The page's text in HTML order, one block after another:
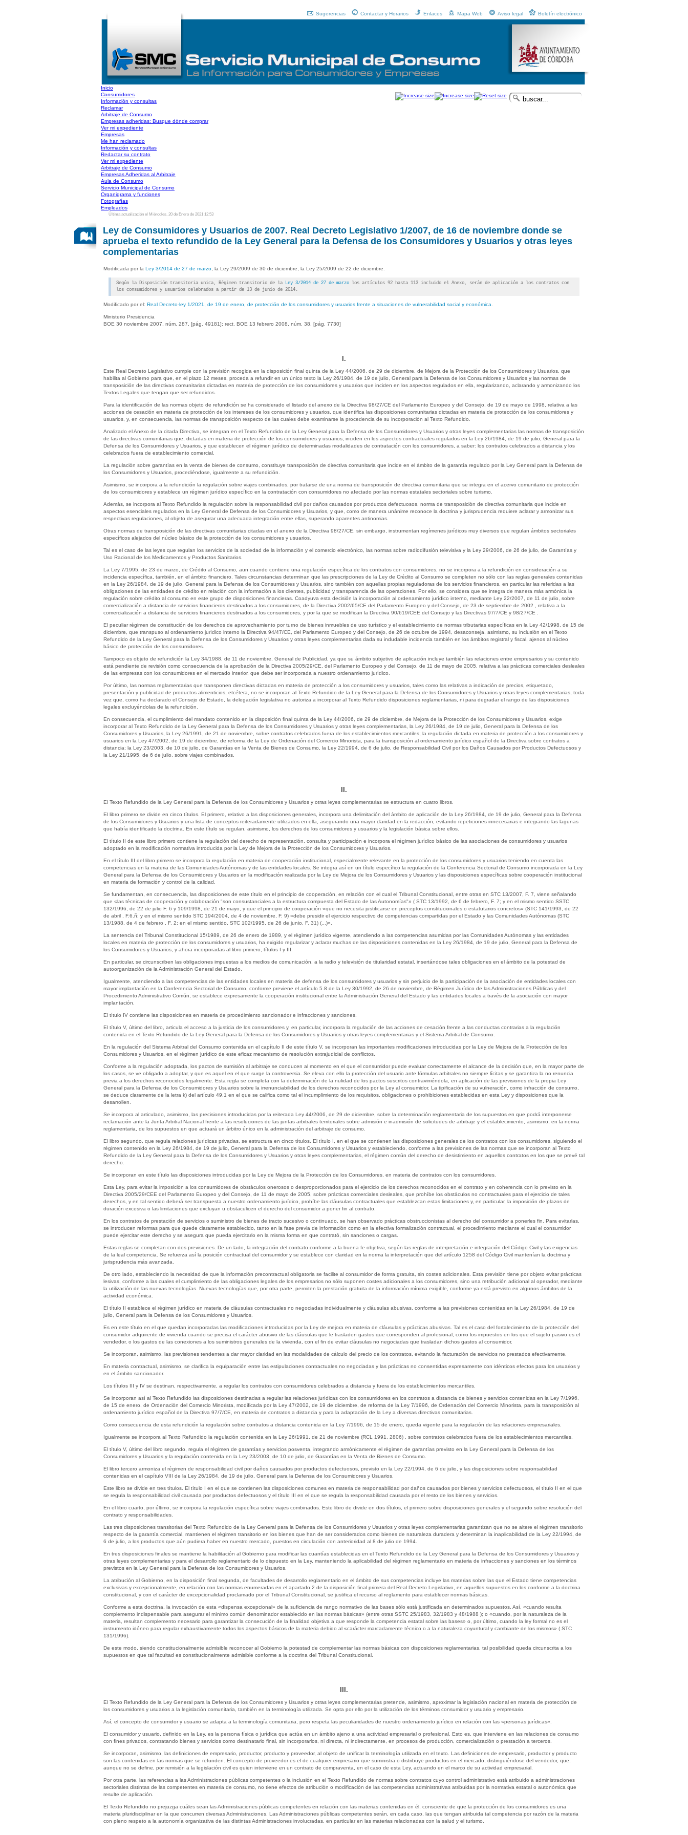
Boletín electrónico
Aviso legal
Mapa Web
Enlaces
Contactar y Horarios
Sugerencias
Inicio
Consumidores
Información y consultas
Reclamar
Arbitraje de Consumo
Empresas adheridas: Busque dónde comprar
Ver mi expediente
Empresas
Me han reclamado
Información y consultas
Redactar su contrato
Ver mi expediente
Arbitraje de Consumo
Empresas Adheridas al Arbitraje
Aula de Consumo
Servicio Municipal de Consumo
Organigrama y funciones
Fotografías
Empleados
Última actualización el Miércoles, 20 de Enero de 2021 12:53
Ley de Consumidores y Usuarios de 2007. Real Decreto Legislativo 1/2007, de 16 de noviembre donde se
aprueba el texto refundido de la Ley General para la Defensa de los Consumidores y Usuarios y otras leyes
complementarias
Modificada por la Ley 3/2014 de 27 de marzo , la Ley 29/2009 de 30 de diciembre, la Ley 25/2009 de 22 de diciembre.
Según la Disposición transitoria unica, Régimen transitorio de la Ley 3/2014 de 27 de marzo los artículos 92 hasta 113 incluido el Anexo, serán de aplicación a los contratos con
los consumidores y usuarios celebrados a partir de 13 de junio de 2014.
Modificado por el: Real Decreto-ley 1/2021, de 19 de enero, de protección de los consumidores y usuarios frente a situaciones de vulnerabilidad social y económica
Ministerio Presidencia
BOE 30 noviembre 2007, núm. 287, [pág. 49181]; rect. BOE 13 febrero 2008, núm. 38, [pág. 7730]
I.
Este Real Decreto Legislativo cumple con la previsión recogida en la disposición final quinta de la Ley 44/2006, de 29 de diciembre, de Mejora de la Protección de los Consumidores y Usuarios, que
habilita al Gobierno para que, en el plazo 12 meses, proceda a refundir en un único texto la Ley 26/1984, de 19 de julio, General para la Defensa de los Consumidores y Usuarios y las normas de
transposición de las directivas comunitarias dictadas en materia de protección de los consumidores y usuarios que inciden en los aspectos regulados en ella, regularizando, aclarando y armonizando los
Textos Legales que tengan que ser refundidos.
Para la identificación de las normas objeto de refundición se ha considerado el listado del anexo de la Directiva 98/27/CE del Parlamento Europeo y del Consejo, de 19 de mayo de 1998, relativa a las
acciones de cesación en materia de protección de los intereses de los consumidores y usuarios, que identifica las disposiciones comunitarias dictadas en materia de protección de los consumidores y
usuarios, y, en consecuencia, las normas de transposición respecto de las cuales debe examinarse la procedencia de su incorporación al Texto Refundido.
Analizado el Anexo de la citada Directiva, se integran en el Texto Refundido de la Ley General para la Defensa de los Consumidores y Usuarios y otras leyes complementarias las normas de transposición
de las directivas comunitarias que, dictadas en materia de protección de los consumidores y usuarios, inciden en los aspectos contractuales regulados en la Ley 26/1984, de 19 de julio, General para la
Defensa de los Consumidores y Usuarios, y que establecen el régimen jurídico de determinadas modalidades de contratación con los consumidores, a saber: los contratos celebrados a distancia y los
celebrados fuera de establecimiento comercial.
La regulación sobre garantías en la venta de bienes de consumo, constituye transposición de directiva comunitaria que incide en el ámbito de la garantía regulado por la Ley General para la Defensa de
los Consumidores y Usuarios, procediéndose, igualmente a su refundición.
Asimismo, se incorpora a la refundición la regulación sobre viajes combinados, por tratarse de una norma de transposición de directiva comunitaria que se integra en el acervo comunitario de protección
de los consumidores y establece un régimen jurídico específico en la contratación con consumidores no afectado por las normas estatales sectoriales sobre turismo.
Además, se incorpora al Texto Refundido la regulación sobre la responsabilidad civil por daños causados por productos defectuosos, norma de transposición de directiva comunitaria que incide en
aspectos esenciales regulados en la Ley General de Defensa de los Consumidores y Usuarios, y que, como de manera unánime reconoce la doctrina y jurisprudencia requiere aclarar y armonizar sus
respectivas regulaciones, al objeto de asegurar una adecuada integración entre ellas, superando aparentes antinomias.
Otras normas de transposición de las directivas comunitarias citadas en el anexo de la Directiva 98/27/CE, sin embargo, instrumentan regímenes jurídicos muy diversos que regulan ámbitos sectoriales
específicos alejados del núcleo básico de la protección de los consumidores y usuarios.
Tal es el caso de las leyes que regulan los servicios de la sociedad de la información y el comercio electrónico, las normas sobre radiodifusión televisiva y la Ley 29/2006, de 26 de julio, de Garantías y
Uso Racional de los Medicamentos y Productos Sanitarios.
La Ley 7/1995, de 23 de marzo, de Crédito al Consumo, aun cuando contiene una regulación específica de los contratos con consumidores, no se incorpora a la refundición en consideración a su
incidencia específica, también, en el ámbito financiero. Tales circunstancias determinan que las prescripciones de la Ley de Crédito al Consumo se completen no sólo con las reglas generales contenidas
en la Ley 26/1984, de 19 de julio, General para la Defensa de los Consumidores y Usuarios, sino también con aquellas propias reguladoras de los servicios financieros, en particular las referidas a las
obligaciones de las entidades de crédito en relación con la información a los clientes, publicidad y transparencia de las operaciones. Por ello, se considera que se integra de manera más armónica la
regulación sobre crédito al consumo en este grupo de disposiciones financieras. Coadyuva esta decisión la incorporación al ordenamiento jurídico interno, mediante Ley 22/2007, de 11 de julio, sobre
comercialización a distancia de servicios financieros destinados a los consumidores, de la Directiva 2002/65/CE del Parlamento Europeo y del Consejo, de 23 de septiembre de 2002 , relativa a la
comercialización a distancia de servicios financieros destinados a los consumidores, y por la que se modifican la Directiva 90/619/CEE del Consejo y las Directivas 97/7/CE y 98/27/CE .
El peculiar régimen de constitución de los derechos de aprovechamiento por turno de bienes inmuebles de uso turístico y el establecimiento de normas tributarias específicas en la Ley 42/1998, de 15 de
diciembre, que transpuso al ordenamiento jurídico interno la Directiva 94/47/CE, del Parlamento Europeo y del Consejo, de 26 de octubre de 1994, desaconseja, asimismo, su inclusión en el Texto
Refundido de la Ley General para la Defensa de los Consumidores y Usuarios y otras leyes complementarias dada su indudable incidencia también en los ámbitos registral y fiscal, ajenos al núcleo
básico de protección de los consumidores.
Tampoco es objeto de refundición la Ley 34/1988, de 11 de noviembre, General de Publicidad, ya que su ámbito subjetivo de aplicación incluye también las relaciones entre empresarios y su contenido
está pendiente de revisión como consecuencia de la aprobación de la Directiva 2005/29/CE, del Parlamento Europeo y del Consejo, de 11 de mayo de 2005, relativa a las prácticas comerciales desleales
de las empresas con los consumidores en el mercado interior, que debe ser incorporada a nuestro ordenamiento jurídico.
Por último, las normas reglamentarias que transponen directivas dictadas en materia de protección a los consumidores y usuarios, tales como las relativas a indicación de precios, etiquetado,
presentación y publicidad de productos alimenticios, etcétera, no se incorporan al Texto Refundido de la Ley General para la Defensa de los Consumidores y Usuarios y otras leyes complementarias, toda
vez que, como ha declarado el Consejo de Estado, la delegación legislativa no autoriza a incorporar al Texto Refundido disposiciones reglamentarias, ni para degradar el rango de las disposiciones
legales excluyéndolas de la refundición.
En consecuencia, el cumplimiento del mandato contenido en la disposición final quinta de la Ley 44/2006, de 29 de diciembre, de Mejora de la Protección de los Consumidores y Usuarios, exige
incorporar al Texto Refundido de la Ley General para la Defensa de los Consumidores y Usuarios y otras leyes complementarias, la Ley 26/1984, de 19 de julio, General para la Defensa de los
Consumidores y Usuarios, la Ley 26/1991, de 21 de noviembre, sobre contratos celebrados fuera de los establecimientos mercantiles; la regulación dictada en materia de protección a los consumidores y
usuarios en la Ley 47/2002, de 19 de diciembre, de reforma de la Ley de Ordenación del Comercio Minorista, para la transposición al ordenamiento jurídico español de la Directiva sobre contratos a
distancia; la Ley 23/2003, de 10 de julio, de Garantías en la Venta de Bienes de Consumo, la Ley 22/1994, de 6 de julio, de Responsabilidad Civil por los Daños Causados por Productos Defectuosos y
la Ley 21/1995, de 6 de julio, sobre viajes combinados.
II.
El Texto Refundido de la Ley General para la Defensa de los Consumidores y Usuarios y otras leyes complementarias se estructura en cuatro libros.
El libro primero se divide en cinco títulos. El primero, relativo a las disposiciones generales, incorpora una delimitación del ámbito de aplicación de la Ley 26/1984, de 19 de julio, General para la Defensa
de los Consumidores y Usuarios y una lista de conceptos reiteradamente utilizados en ella, asegurando una mayor claridad en la redacción, evitando repeticiones innecesarias e integrando las lagunas
que había identificado la doctrina. En este título se regulan, asimismo, los derechos de los consumidores y usuarios y la legislación básica sobre ellos.
El título II de este libro primero contiene la regulación del derecho de representación, consulta y participación e incorpora el régimen jurídico básico de las asociaciones de consumidores y usuarios
adoptado en la modificación normativa introducida por la Ley de Mejora de la Protección de los Consumidores y Usuarios.
En el título III del libro primero se incorpora la regulación en materia de cooperación institucional, especialmente relevante en la protección de los consumidores y usuarios teniendo en cuenta las
competencias en la materia de las Comunidades Autónomas y de las entidades locales. Se integra así en un título específico la regulación de la Conferencia Sectorial de Consumo incorporada en la Ley
General para la Defensa de los Consumidores y Usuarios en la modificación realizada por la Ley de Mejora de los Consumidores y Usuarios y las disposiciones específicas sobre cooperación institucional
en materia de formación y control de la calidad.
Se fundamentan, en consecuencia, las disposiciones de este título en el principio de cooperación, en relación con el cual el Tribunal Constitucional, entre otras en STC 13/2007, F. 7, viene señalando
que «las técnicas de cooperación y colaboración "son consustanciales a la estructura compuesta del Estado de las Autonomías"» ( STC 13/1992, de 6 de febrero, F. 7; y en el mismo sentido SSTC
132/1996, de 22 de julio F. 6 y 109/1998, de 21 de mayo, y que el principio de cooperación «que no necesita justificarse en preceptos constitucionales o estatutarios concretos» (STC 141/1993, de 22
de abril , F.6.ñ; y en el mismo sentido STC 194/2004, de 4 de noviembre, F. 9) «debe presidir el ejercicio respectivo de competencias compartidas por el Estado y las Comunidades Autónomas (STC
13/1988, de 4 de febrero , F. 2; en el mismo sentido, STC 102/1995, de 26 de junio, F. 31) (...)».
La sentencia del Tribunal Constitucional 15/1989, de 26 de enero de 1989, y el régimen jurídico vigente, atendiendo a las competencias asumidas por las Comunidades Autónomas y las entidades
locales en materia de protección de los consumidores y usuarios, ha exigido regularizar y aclarar muchas de las disposiciones contenidas en la Ley 26/1984, de 19 de julio, General para la Defensa de
los Consumidores y Usuarios, y ahora incorporadas al libro primero, títulos I y III.
En particular, se circunscriben las obligaciones impuestas a los medios de comunicación, a la radio y televisión de titularidad estatal, insertándose tales obligaciones en el ámbito de la potestad de
autoorganización de la Administración General del Estado.
Igualmente, atendiendo a las competencias de las entidades locales en materia de defensa de los consumidores y usuarios y sin perjuicio de la participación de la asociación de entidades locales con
mayor implantación en la Conferencia Sectorial de Consumo, conforme previene el artículo 5.8 de la Ley 30/1992, de 26 de noviembre, de Régimen Jurídico de las Administraciones Públicas y del
Procedimiento Administrativo Común, se establece expresamente la cooperación institucional entre la Administración General del Estado y las entidades locales a través de la asociación con mayor
implantación.
El título IV contiene las disposiciones en materia de procedimiento sancionador e infracciones y sanciones.
El título V, último del libro, articula el acceso a la justicia de los consumidores y, en particular, incorpora la regulación de las acciones de cesación frente a las conductas contrarias a la regulación
contenida en el Texto Refundido de la Ley General para la Defensa de los Consumidores y Usuarios y otras leyes complementarias y el Sistema Arbitral de Consumo.
En la regulación del Sistema Arbitral del Consumo contenida en el capítulo II de este título V, se incorporan las importantes modificaciones introducidas por la Ley de Mejora de la Protección de los
Consumidores y Usuarios, en el régimen jurídico de este eficaz mecanismo de resolución extrajudicial de conflictos.
Conforme a la regulación adoptada, los pactos de sumisión al arbitraje se conducen al momento en el que el consumidor puede evaluar correctamente el alcance de la decisión que, en la mayor parte de
los casos, se ve obligado a adoptar, y que es aquel en el que surge la controversia. Se eleva con ello la protección del usuario ante fórmulas arbitrales no siempre lícitas y se garantiza la no renuncia
previa a los derechos reconocidos legalmente. Esta regla se completa con la determinación de la nulidad de los pactos suscritos contraviniéndola, en aplicación de las previsiones de la propia Ley
General para la Defensa de los Consumidores y Usuarios sobre la irrenunciabilidad de los derechos reconocidos por la Ley al consumidor. La tipificación de su vulneración, como infracción de consumo,
se deduce claramente de la letra k) del artículo 49.1 en el que se califica como tal el incumplimiento de los requisitos, obligaciones o prohibiciones establecidas en esta Ley y disposiciones que la
desarrollen.
Se incorpora al articulado, asimismo, las precisiones introducidas por la reiterada Ley 44/2006, de 29 de diciembre, sobre la determinación reglamentaria de los supuestos en que podrá interponerse
reclamación ante la Junta Arbitral Nacional frente a las resoluciones de las juntas arbitrales territoriales sobre admisión e inadmisión de solicitudes de arbitraje y el establecimiento, asimismo, en la norma
reglamentaria, de los supuestos en que actuará un árbitro único en la administración del arbitraje de consumo.
El libro segundo, que regula relaciones jurídicas privadas, se estructura en cinco títulos. El título I, en el que se contienen las disposiciones generales de los contratos con los consumidores, siguiendo el
régimen contenido en la Ley 26/1984, de 19 de julio, General para la Defensa de los Consumidores y Usuarios y estableciendo, conforme a las previsiones de las normas que se incorporan al Texto
Refundido de la Ley General para la Defensa de los Consumidores y Usuarios y otras leyes complementarias, el régimen común del derecho de desistimiento en aquellos contratos en los que se prevé tal
derecho.
Se incorporan en este título las disposiciones introducidas por la Ley de Mejora de la Protección de los Consumidores, en materia de contratos con los consumidores.
Esta Ley, para evitar la imposición a los consumidores de obstáculos onerosos o desproporcionados para el ejercicio de los derechos reconocidos en el contrato y en coherencia con lo previsto en la
Directiva 2005/29/CEE del Parlamento Europeo y del Consejo, de 11 de mayo de 2005, sobre prácticas comerciales desleales, que prohíbe los obstáculos no contractuales para el ejercicio de tales
derechos, y en tal sentido deberá ser transpuesta a nuestro ordenamiento jurídico, prohíbe las cláusulas contractuales que establezcan estas limitaciones y, en particular, la imposición de plazos de
duración excesiva o las limitaciones que excluyan u obstaculicen el derecho del consumidor a poner fin al contrato.
En los contratos de prestación de servicios o suministro de bienes de tracto sucesivo o continuado, se han observado prácticas obstruccionistas al derecho del consumidor a ponerles fin. Para evitarlas,
se introducen reformas para que quede claramente establecido, tanto en la fase previa de información como en la efectiva formalización contractual, el procedimiento mediante el cual el consumidor
puede ejercitar este derecho y se asegura que pueda ejercitarlo en la misma forma en que contrató, sin sanciones o cargas.
Estas reglas se completan con dos previsiones. De un lado, la integración del contrato conforme a la buena fe objetiva, según las reglas de interpretación e integración del Código Civil y las exigencias
de la leal competencia. Se refuerza así la posición contractual del consumidor y se establece con claridad en la norma la interpretación que del artículo 1258 del Código Civil mantenían la doctrina y
jurisprudencia más avanzada.
De otro lado, estableciendo la necesidad de que la información precontractual obligatoria se facilite al consumidor de forma gratuita, sin costes adicionales. Esta previsión tiene por objeto evitar prácticas
lesivas, conforme a las cuales el cumplimiento de las obligaciones legales de los empresarios no sólo suponen costes adicionales a los consumidores, sino una retribución adicional al operador, mediante
la utilización de las nuevas tecnologías. Nuevas tecnologías que, por otra parte, permiten la prestación gratuita de la información mínima exigible, conforme ya está previsto en algunos ámbitos de la
actividad económica.
El título II establece el régimen jurídico en materia de cláusulas contractuales no negociadas individualmente y cláusulas abusivas, conforme a las previsiones contenidas en la Ley 26/1984, de 19 de
julio, General para la Defensa de los Consumidores y Usuarios.
Es en este título en el que quedan incorporadas las modificaciones introducidas por la Ley de mejora en materia de cláusulas y prácticas abusivas. Tal es el caso del fortalecimiento de la protección del
consumidor adquirente de vivienda cuando se precisa el carácter abusivo de las cláusulas que le trasladen gastos que corresponden al profesional, como los impuestos en los que el sujeto pasivo es el
vendedor, o los gastos de las conexiones a los suministros generales de la vivienda, con el fin de evitar cláusulas no negociadas que trasladan dichos gastos al consumidor.
Se incorporan, asimismo, las previsiones tendentes a dar mayor claridad en las modalidades de cálculo del precio de los contratos, evitando la facturación de servicios no prestados efectivamente.
En materia contractual, asimismo, se clarifica la equiparación entre las estipulaciones contractuales no negociadas y las prácticas no consentidas expresamente con idénticos efectos para los usuarios y
en el ámbito sancionador.
Los títulos III y IV se destinan, respectivamente, a regular los contratos con consumidores celebrados a distancia y fuera de los establecimientos mercantiles.
Se incorporan así al Texto Refundido las disposiciones destinadas a regular las relaciones jurídicas con los consumidores en los contratos a distancia de bienes y servicios contenidas en la Ley 7/1996,
de 15 de enero, de Ordenación del Comercio Minorista, modificada por la Ley 47/2002, de 19 de diciembre, de reforma de la Ley 7/1996, de Ordenación del Comercio Minorista, para la transposición al
ordenamiento jurídico español de la Directiva 97/7/CE, en materia de contratos a distancia y para la adaptación de la Ley a diversas directivas comunitarias.
Como consecuencia de esta refundición la regulación sobre contratos a distancia contenida en la Ley 7/1996, de 15 de enero, queda vigente para la regulación de las relaciones empresariales.
Igualmente se incorpora al Texto Refundido la regulación contenida en la Ley 26/1991, de 21 de noviembre (RCL 1991, 2806) , sobre contratos celebrados fuera de los establecimientos mercantiles.
El título V, último del libro segundo, regula el régimen de garantías y servicios posventa, integrando armónicamente el régimen de garantías previsto en la Ley General para la Defensa de los
Consumidores y Usuarios y la regulación contenida en la Ley 23/2003, de 10 de julio, de Garantías en la Venta de Bienes de Consumo.
El libro tercero armoniza el régimen de responsabilidad civil por daños causados por productos defectuosos, previsto en la Ley 22/1994, de 6 de julio, y las disposiciones sobre responsabilidad
contenidas en el capítulo VIII de la Ley 26/1984, de 19 de julio, General para la Defensa de los Consumidores y Usuarios.
Este libro se divide en tres títulos. El título I en el que se contienen las disposiciones comunes en materia de responsabilidad por daños causados por bienes y servicios defectuosos, el título II en el que
se regula la responsabilidad civil causada por productos defectuosos y el título III en el que se regula la responsabilidad causada por el resto de los bienes y servicios.
En el libro cuarto, por último, se incorpora la regulación específica sobre viajes combinados. Este libro de divide en dos títulos, el primero sobre disposiciones generales y el segundo sobre resolución del
contrato y responsabilidades.
Las tres disposiciones transitorias del Texto Refundido de la Ley General para la Defensa de los Consumidores y Usuarios y otras leyes complementarias garantizan que no se altere el régimen transitorio
respecto de la garantía comercial, mantienen el régimen transitorio en los bienes que han de ser considerados como bienes de naturaleza duradera y determinan la inaplicabilidad de la Ley 22/1994, de
6 de julio, a los productos que aún pudiera haber en nuestro mercado, puestos en circulación con anterioridad al 8 de julio de 1994.
En tres disposiciones finales se mantiene la habilitación al Gobierno para modificar las cuantías establecidas en el Texto Refundido de la Ley General para la Defensa de los Consumidores y Usuarios y
otras leyes complementarias y para el desarrollo reglamentario de lo dispuesto en la Ley, manteniendo la aplicabilidad del régimen reglamentario en materia de infracciones y sanciones en los términos
previstos en la Ley General para la Defensa de los Consumidores y Usuarios.
La atribución al Gobierno, en la disposición final segunda, de facultades de desarrollo reglamentario en el ámbito de sus competencias incluye las materias sobre las que el Estado tiene competencias
exclusivas y excepcionalmente, en relación con las normas enumeradas en el apartado 2 de la disposición final primera del Real Decreto Legislativo, en aquellos supuestos en los conforme a la doctrina
constitucional, y con el carácter de excepcionalidad proclamado por el Tribunal Constitucional, se justifica el recurso al reglamento para establecer normas básicas.
Conforme a esta doctrina, la invocación de esta «dispensa excepcional» de la suficiencia de rango normativo de las bases sólo está justificada en determinados supuestos. Así, «cuando resulta
complemento indispensable para asegurar el mínimo común denominador establecido en las normas básicas» (entre otras SSTC 25/1983, 32/1983 y 48/1988 ); o «cuando, por la naturaleza de la
materia, resultan complemento necesario para garantizar la consecución de la finalidad objetiva a que responde la competencia estatal sobre las bases» o, por último, cuando la ley formal no es el
instrumento idóneo para regular exhaustivamente todos los aspectos básicos de la materia debido al «carácter marcadamente técnico o a la naturaleza coyuntural y cambiante de los mismos» ( STC
131/1996).
De este modo, siendo constitucionalmente admisible reconocer al Gobierno la potestad de complementar las normas básicas con disposiciones reglamentarias, tal posibilidad queda circunscrita a los
supuestos en que tal facultad es constitucionalmente admisible conforme a la doctrina del Tribunal Constitucional.
III.
El Texto Refundido de la Ley General para la Defensa de los Consumidores y Usuarios y otras leyes complementarias pretende, asimismo, aproximar la legislación nacional en materia de protección de
los consumidores y usuarios a la legislación comunitaria, también en la terminología utilizada. Se opta por ello por la utilización de los términos consumidor y usuario y empresario.
Así, el concepto de consumidor y usuario se adapta a la terminología comunitaria, pero respeta las peculiaridades de nuestro ordenamiento jurídico en relación con las «personas jurídicas».
El consumidor y usuario, definido en la Ley, es la persona física o jurídica que actúa en un ámbito ajeno a una actividad empresarial o profesional. Esto es, que interviene en las relaciones de consumo
con fines privados, contratando bienes y servicios como destinatario final, sin incorporarlos, ni directa, ni indirectamente, en procesos de producción, comercialización o prestación a terceros.
Se incorporan, asimismo, las definiciones de empresario, productor, producto y proveedor, al objeto de unificar la terminología utilizada en el texto. Las definiciones de empresario, productor y producto
son las contenidas en las normas que se refunden. El concepto de proveedor es el de cualquier empresario que suministra o distribuye productos en el mercado, distinguiéndose del vendedor, que,
aunque no se define, por remisión a la legislación civil es quien interviene en un contrato de compraventa, en el caso de esta Ley, actuando en el marco de su actividad empresarial.
Por otra parte, las referencias a las Administraciones públicas competentes o la inclusión en el Texto Refundido de normas sobre contratos cuyo control administrativo está atribuido a administraciones
sectoriales distintas de las competentes en materia de consumo, no tiene efectos de atribución o modificación de las competencias administrativas atribuidas por la normativa estatal o autonómica que
resulte de aplicación.
El Texto Refundido no prejuzga cuáles sean las Administraciones públicas competentes en relación con las materias contenidas en él, consciente de que la protección de los consumidores es una
materia pluridisciplinar en la que concurren diversas Administraciones. Las Administraciones públicas competentes serán, en cada caso, las que tengan atribuida tal competencia por razón de la materia
con pleno respeto a la autonomía organizativa de las distintas Administraciones involucradas, en particular en las materias relacionadas con la salud y el turismo.